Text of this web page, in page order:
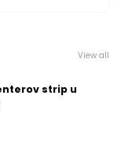
View all
strip u